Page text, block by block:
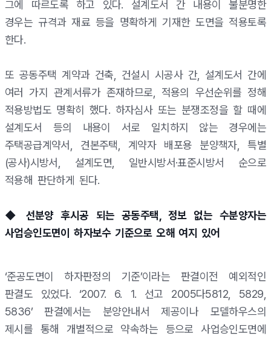
그에 따르도록 하고 있다. 설계도서 간 내용이 불분명한
경우는 규격과 재료 등을 명확하게 기재한 도면을 적용토록
한다.
또 공동주택 계약과 건축, 건설시 시공사 간, 설계도서 간에
여러 가지 관계서류가 존재하므로, 적용의 우선순위를 정해
적용방법도 명확히 했다. 하자심사 또는 분쟁조정을 할 때에
설계도서 등의 내용이 서로 일치하지 않는 경우에는
주택공급계약서, 견본주택, 계약자 배포용 분양책자, 특별
(공사)시방서, 설계도면, 일반시방서·표준시방서 순으로
적용해 판단하게 된다.
◆ 선분양 후시공 되는 공동주택, 정보 없는 수분양자는
사업승인도면이 하자보수 기준으로 오해 여지 있어
‘준공도면이 하자판정의 기준’이라는 판결이전 예외적인
판결도 있었다. ‘2007. 6. 1. 선고 2005다5812, 5829,
5836’ 판결에서는 분양안내서 제공이나 모델하우스의
제시를 통해 개별적으로 약속하는 등으로 사업승인도면에